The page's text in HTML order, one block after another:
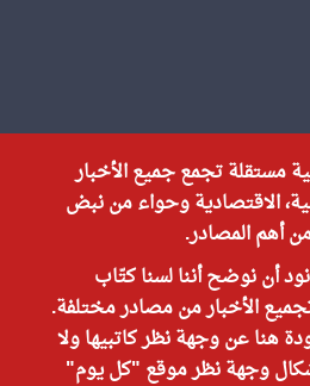
مستقلة تجمع جميع الأخبار
الاقتصادية وحواء من نبض
أهم المصادر.
أن نوضح أننا لسنا كتّاب
الأخبار من مصادر مختلفة.
هنا عن وجهة نظر كاتبيها ولا
وجهة نظر موقع "كل يوم"